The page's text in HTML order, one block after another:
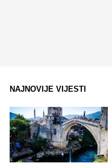
NAJNOVIJE VIJESTI